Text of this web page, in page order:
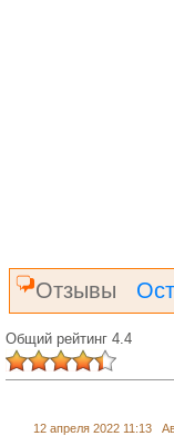
Отзывы
Общий рейтинг 4.4
12 апреля 2022 11:13